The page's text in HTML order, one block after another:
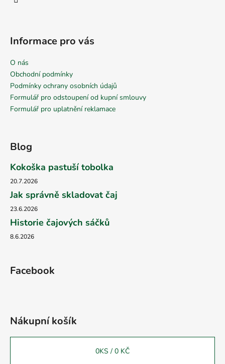
Informace pro vás
O nás
Obchodní podmínky
Podmínky ochrany osobních údajů
Formulář pro odstoupení od kupní smlouvy
Formulář pro uplatnění reklamace
Blog
Kokoška pastuší tobolka
20.7.2026
Jak správně skladovat čaj
23.6.2026
Historie čajových sáčků
8.6.2026
Facebook
Nákupní košík
0KS / 0 KČ